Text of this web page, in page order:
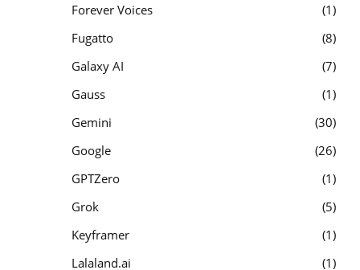
Forever Voices
1
Fugatto
8
Galaxy AI
7
Gauss
1
Gemini
30
Google
26
GPTZero
1
Grok
5
Keyframer
1
Lalaland.ai
1